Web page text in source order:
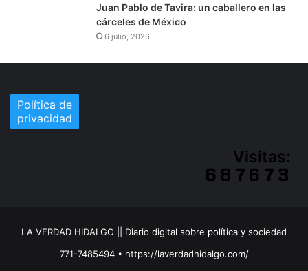
Juan Pablo de Tavira: un caballero en las
cárceles de México
6 julio, 2026
Política de
privacidad
Visitas:
LA VERDAD HIDALGO || Diario digital sobre política y sociedad
771-7485494 • https://laverdadhidalgo.com/